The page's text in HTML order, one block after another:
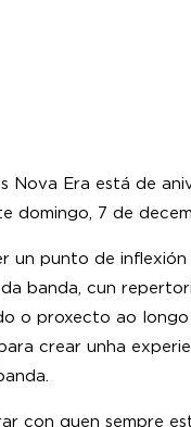
Nova Era está de
domingo, 7 de
un punto de
banda, cun
o proxecto ao
crear unha
con quen sempre